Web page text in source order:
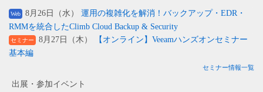
Web 8月26日（水） 運用の複雑化を解消！バックアップ・EDR・
RMMを統合したClimb Cloud Backup & Security
セミナー 8月27日（木）
【オンライン】Veeamハンズオンセミナー
基本編
セミナー情報一覧
出展・参加イベント